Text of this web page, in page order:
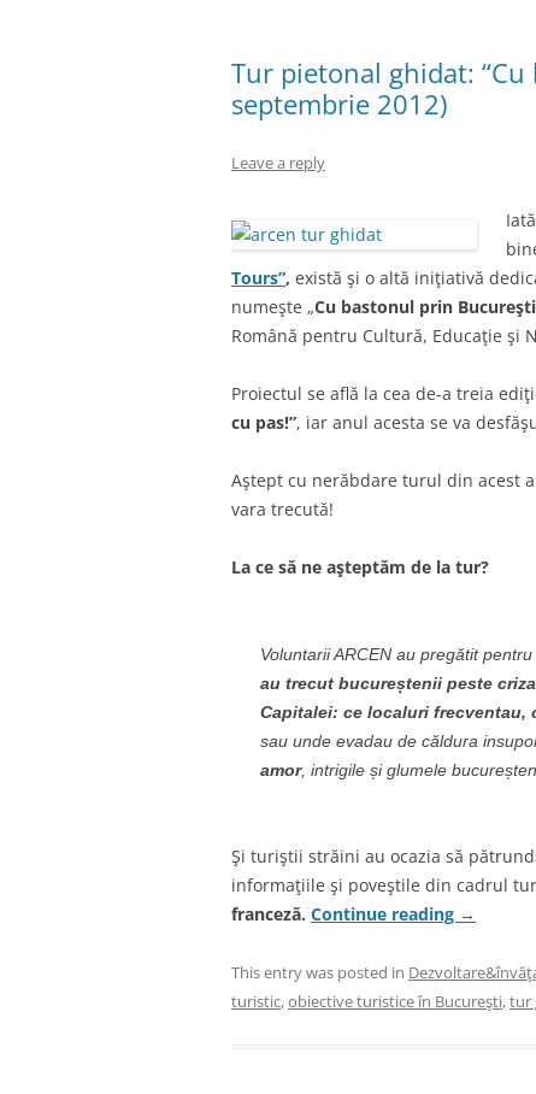
Tur pietonal ghidat:
septembrie 2012)
Leave a reply
Tours”, există şi o altă iniţiativă
numeşte „Cu bastonul prin
Română pentru Cultură, Educaţie şi
Proiectul se află la cea de-a treia
cu pas!”, iar anul acesta se va
Aştept cu nerăbdare turul din acest
vara trecută!
La ce să ne aşteptăm de la tur?
Voluntarii ARCEN au pregătit
au trecut bucureștenii peste
Capitalei: ce localuri frecventau,
sau unde evadau de căldura
amor, intrigile și glumele
Şi turiştii străini au ocazia să
informaţiile şi poveştile din cadrul
franceză. Continue reading →
This entry was posted in
turistic,obiective turistice în Bucureşti,tur